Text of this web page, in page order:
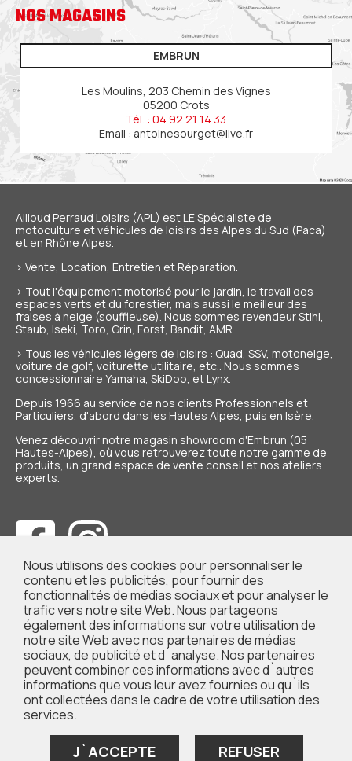
NOS MAGASINS
EMBRUN
Les Moulins, 203 Chemin des Vignes
05200 Crots
Tél. : 04 92 21 14 33
Email : antoinesourget@live.fr
Ailloud Perraud Loisirs (APL) est LE Spécialiste de
motoculture et véhicules de loisirs des Alpes du Sud (Paca)
et en Rhône Alpes.
> Vente, Location, Entretien et Réparation.
> Tout l'équipement motorisé pour le jardin, le travail des
espaces verts et du forestier, mais aussi le meilleur des
fraises à neige (souffleuse). Nous sommes revendeur Stihl,
Staub, Iseki, Toro, Grin, Forst, Bandit, AMR
> Tous les véhicules légers de loisirs : Quad, SSV, motoneige,
voiture de golf, voiturette utilitaire, etc.. Nous sommes
concessionnaire Yamaha, SkiDoo, et Lynx.
Depuis 1966 au service de nos clients Professionnels et
Particuliers , d'abord dans les Hautes Alpes, puis en Isère.
Venez découvrir notre magasin showroom d'Embrun (05
Hautes-Alpes), où vous retrouverez toute notre gamme de
produits, un grand espace de vente conseil et nos ateliers
experts.
NOUS CONTACTER
NOS MAGASINS
Nous utilisons des cookies pour personnaliser le
contenu et les publicités, pour fournir des
fonctionnalités de médias sociaux et pour analyser le
trafic vers notre site Web. Nous partageons
également des informations sur votre utilisation de
notre site Web avec nos partenaires de médias
sociaux, de publicité et d`analyse. Nos partenaires
peuvent combiner ces informations avec d`autres
informations que vous leur avez fournies ou qu`ils
ont collectées dans le cadre de votre utilisation des
services.
REFUSER
J`ACCEPTE